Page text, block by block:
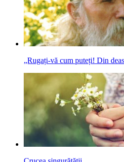
„Rugați-vă cum puteți! Din